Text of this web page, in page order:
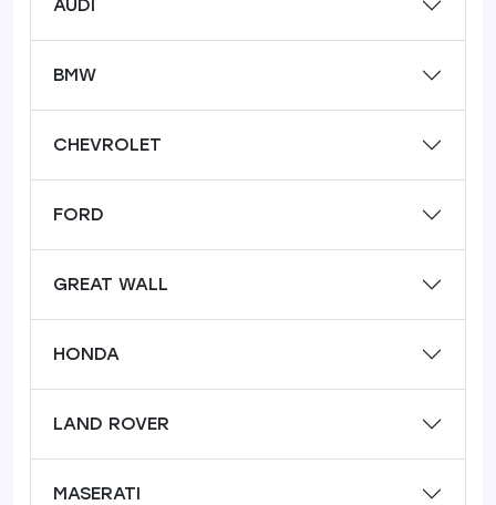
AUDI
BMW
CHEVROLET
FORD
GREAT WALL
HONDA
LAND ROVER
MASERATI